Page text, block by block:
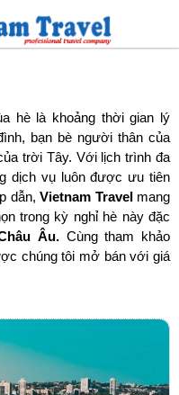
hè là khoảng thời gian lý
bạn bè người thân của
trời Tây. Với lịch trình đa
dịch vụ luôn được ưu tiên
dẫn,Vietnam Travelmang
trong kỳ nghỉ hè này đặc
Âu. Cùng tham khảo
chúng tôi mở bán với giá